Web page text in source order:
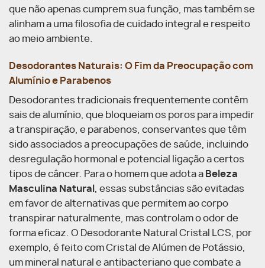
que não apenas cumprem sua função, mas também se
alinham a uma filosofia de cuidado integral e respeito
ao meio ambiente.
Desodorantes Naturais: O Fim da Preocupação com
Alumínio e Parabenos
Desodorantes tradicionais frequentemente contêm
sais de alumínio, que bloqueiam os poros para impedir
a transpiração, e parabenos, conservantes que têm
sido associados a preocupações de saúde, incluindo
desregulação hormonal e potencial ligação a certos
tipos de câncer. Para o homem que adota a Beleza
Masculina Natural
, essas substâncias são evitadas
em favor de alternativas que permitem ao corpo
transpirar naturalmente, mas controlam o odor de
forma eficaz. O Desodorante Natural Cristal LCS, por
exemplo, é feito com Cristal de Alúmen de Potássio,
um mineral natural e antibacteriano que combate a